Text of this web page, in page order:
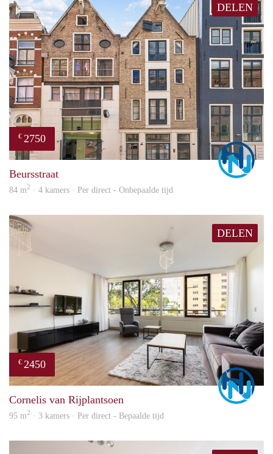
DELEN
€ 2750
Beursstraat
84 m2 · 4 kamers · Per direct - Onbepaalde tijd
DELEN
€ 2450
Cornelis van Rijplantsoen
95 m2 · 3 kamers · Per direct - Bepaalde tijd